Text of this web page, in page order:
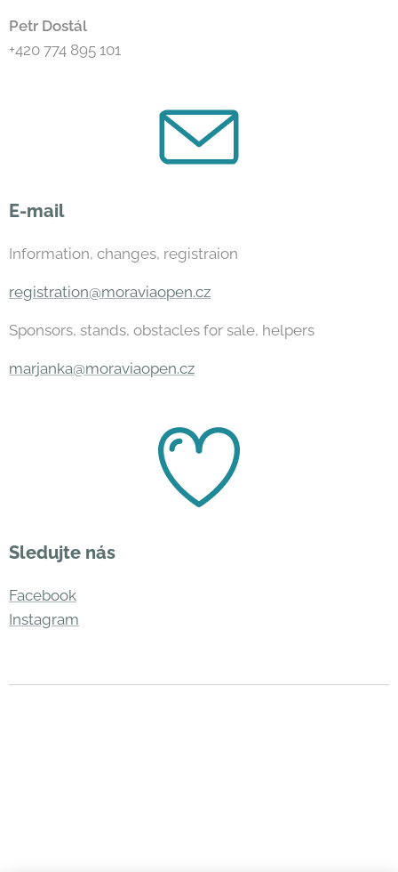
Petr Dostál
+420 774 895 101
E-mail
Information, changes, registraion
registration@moraviaopen.cz
Sponsors, stands, obstacles for sale, helpers
marjanka@moraviaopen.cz
Sledujte nás
Facebook
Instagram